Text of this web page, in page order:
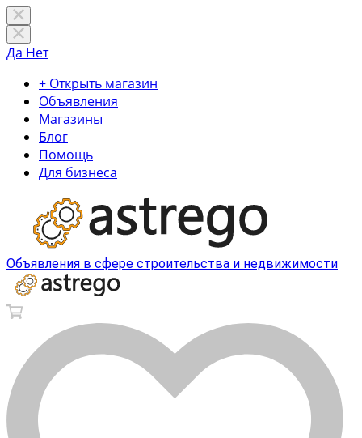
Да Нет
+ Открыть магазин
Объявления
Магазины
Блог
Помощь
Для бизнеса
Объявления в сфере строительства и недвижимости